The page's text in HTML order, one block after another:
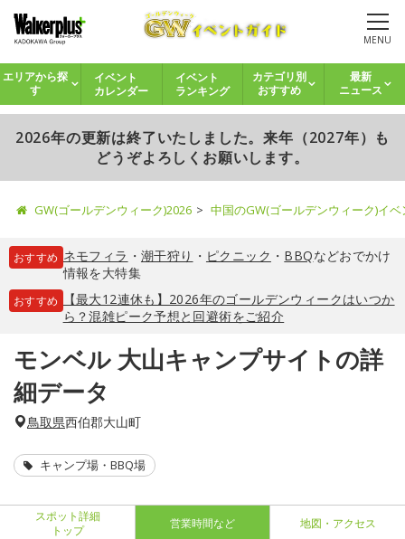
MENU
エリアから探
す
イベント
カレンダー
イベント
ランキング
カテゴリ別
おすすめ
最新
ニュース
2026年の更新は終了いたしました。来年（2027年）も
どうぞよろしくお願いします。
GW(ゴールデンウィーク)2026 中国のGW(ゴールデンウィーク)イ
おすすめ ネモフィラ ・ 潮干狩り ・ ピクニック ・ BBQなどおでかけ
情報を大特集
おすすめ
【最大12連休も】2026年のゴールデンウィークはいつか
ら？混雑ピーク予想と回避術をご紹介
モンベル 大山キャンプサイトの詳
細データ
鳥取県西伯郡大山町
キャンプ場・BBQ場
スポット詳細
トップ
営業時間など 地図・アクセス